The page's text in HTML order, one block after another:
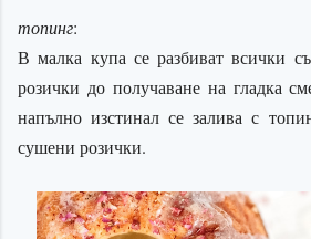
топинг:
В малка купа се разбиват всички
розички до получаване на гладка
напълно изстинал се залива с
сушени розички.